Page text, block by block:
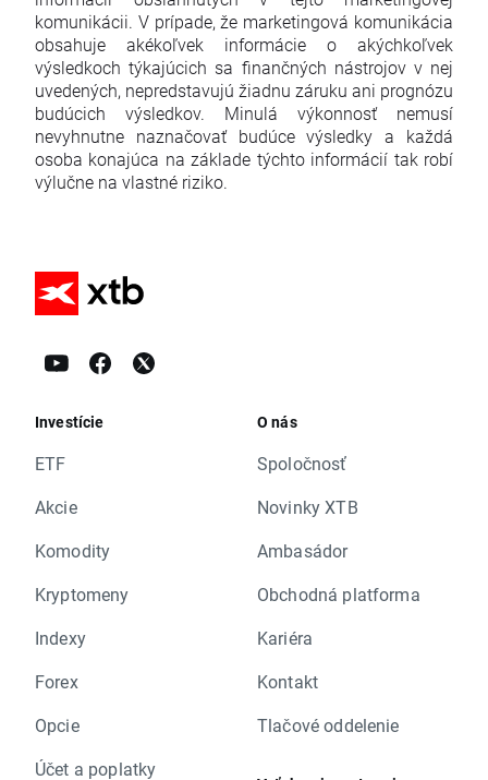
komunikácii. V prípade, že marketingová komunikácia
obsahuje akékoľvek informácie o akýchkoľvek
výsledkoch týkajúcich sa finančných nástrojov v nej
uvedených, nepredstavujú žiadnu záruku ani prognózu
budúcich výsledkov. Minulá výkonnosť nemusí
nevyhnutne naznačovať budúce výsledky a každá
osoba konajúca na základe týchto informácií tak robí
výlučne na vlastné riziko.
Investície
ETF
Akcie
Komodity
Kryptomeny
Indexy
Forex
Opcie
Účet a poplatky
O nás
Spoločnosť
Novinky XTB
Ambasádor
Obchodná platforma
Kariéra
Kontakt
Tlačové oddelenie